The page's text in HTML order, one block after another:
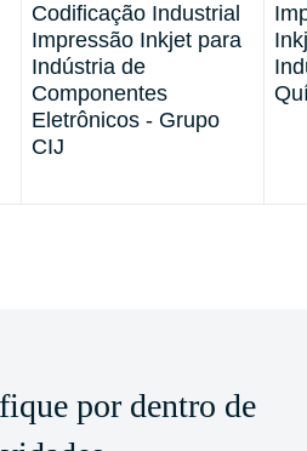
Codificação Industrial
Impressão Inkjet para
Indústria de
Componentes
Eletrônicos - Grupo
CIJ
por dentro de